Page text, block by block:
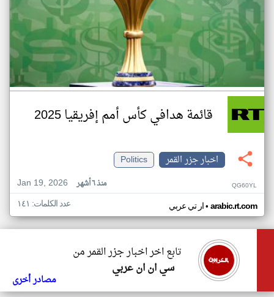
قائمة هدافي كأس أمم إفريقيا 2025
اخبار جزر القمر
Politics
Jan 19, 2026
منذ ٦ أشهر QG60YL
ار تي عربي• arabic.rt.com عدد الكلمات: ١٤١
تابع اخر اخبار جزر القمر من
سي ان ان عربي
مصادر أخرى